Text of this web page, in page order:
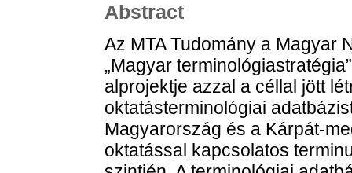
Abstract
Az MTA Tudomány a Magyar
„Magyar
alprojektje azzal a céllal jött
oktatásterminológiai
Magyarország és a Kárpát-
oktatással kapcsolatos